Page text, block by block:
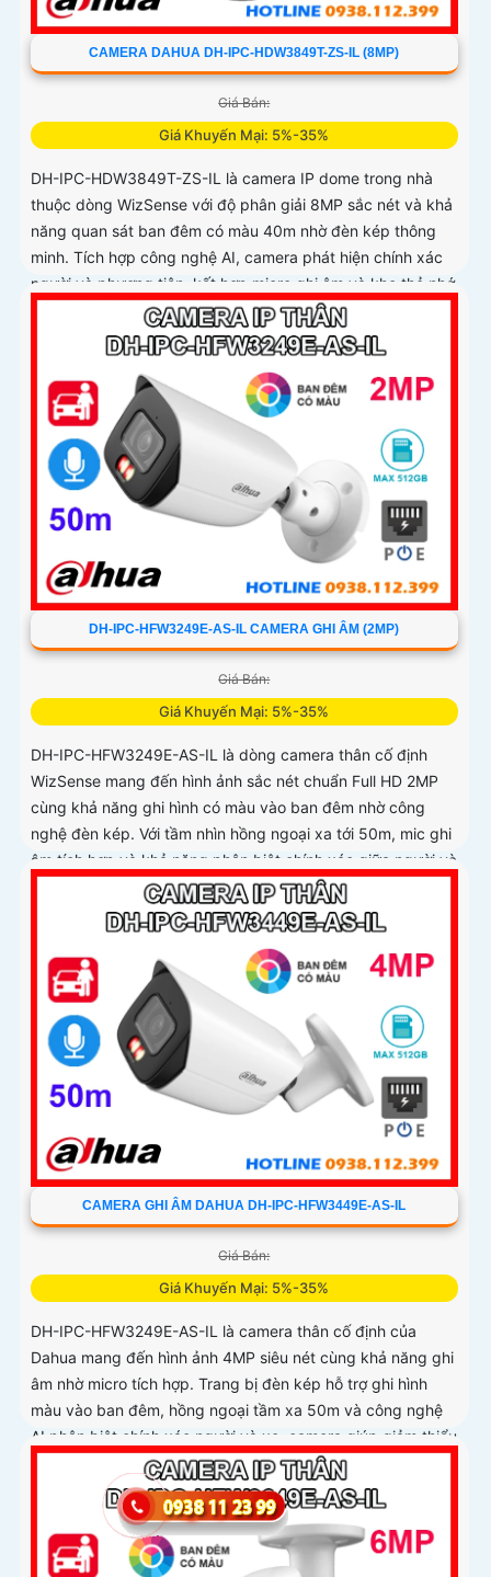
CAMERA DAHUA DH-IPC-HDW3849T-ZS-IL (8MP)
Giá Bán:
Giá Khuyến Mại: 5%-35%
DH-IPC-HDW3849T-ZS-IL là camera IP dome trong nhà
thuộc dòng WizSense với độ phân giải 8MP sắc nét và khả
năng quan sát ban đêm có màu 40m nhờ đèn kép thông
minh. Tích hợp công nghệ AI, camera phát hiện chính xác
người và phương tiện, kết hợp micro ghi âm và khe thẻ nhớ
hỗ trợ đến 512GB đảm bảo lưu trữ linh hoạt và chi tiết, hỗ
trợ PoE tiện lợi đây là giải pháp giám sát an ninh hiệu quả
DH-IPC-HFW3249E-AS-IL CAMERA GHI ÂM (2MP)
Giá Bán:
Giá Khuyến Mại: 5%-35%
DH-IPC-HFW3249E-AS-IL là dòng camera thân cố định
WizSense mang đến hình ảnh sắc nét chuẩn Full HD 2MP
cùng khả năng ghi hình có màu vào ban đêm nhờ công
nghệ đèn kép. Với tầm nhìn hồng ngoại xa tới 50m, mic ghi
âm tích hợp và khả năng phân biệt chính xác giữa người và
xe giúp giám sát hiệu quả và giảm thiểu cảnh báo giả, hỗ
trợ khe thẻ nhớ lên đến 512GB, chuẩn chống nước IP67 giá
CAMERA GHI ÂM DAHUA DH-IPC-HFW3449E-AS-IL
Giá Bán:
Giá Khuyến Mại: 5%-35%
DH-IPC-HFW3249E-AS-IL là camera thân cố định của
Dahua mang đến hình ảnh 4MP siêu nét cùng khả năng ghi
âm nhờ micro tích hợp. Trang bị đèn kép hỗ trợ ghi hình
màu vào ban đêm, hồng ngoại tầm xa 50m và công nghệ
AI phân biệt chính xác người và xe, camera giúp giảm thiểu
cảnh báo giả hiệu quả